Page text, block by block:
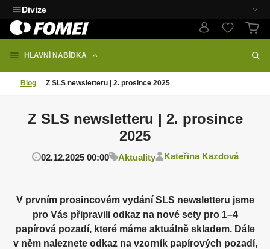
Divize
HLAVNÍ NABÍDKA
Blog Z SLS newsletteru | 2. prosince 2025
Z SLS newsletteru | 2. prosince
2025
02.12.2025 00:00 Aktuality Kateřina Kazdová
V prvním prosincovém vydání SLS newsletteru jsme
pro Vás připravili odkaz na nové sety pro 1–4
papírová pozadí, které máme aktuálně skladem. Dále
v něm naleznete odkaz na vzorník papírových pozadí,